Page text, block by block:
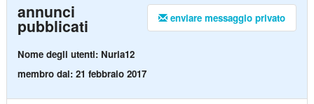
enviare messaggio privato
annunci
pubblicati
Nome degli utenti: Nuria12
membro dal: 21 febbraio 2017